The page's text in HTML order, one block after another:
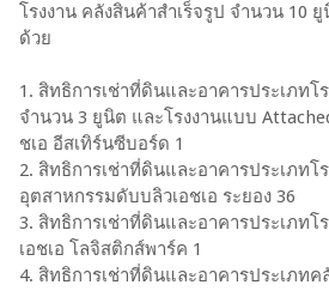
โรงงาน คลังสินค้าสำเร็จรูป จำนวน 10
ด้วย
1. สิทธิการเช่าที่ดินและอาคารประเภท
จำนวน 3 ยูนิต และโรงงานแบบ
ชเอ อีสเทิร์นซีบอร์ด 1
2. สิทธิการเช่าที่ดินและอาคารประเภท
อุตสาหกรรมดับบลิวเอชเอ ระยอง 36
3. สิทธิการเช่าที่ดินและอาคารประเภท
เอชเอ โลจิสติกส์พาร์ค 1
4. สิทธิการเช่าที่ดินและอาคารประเภท